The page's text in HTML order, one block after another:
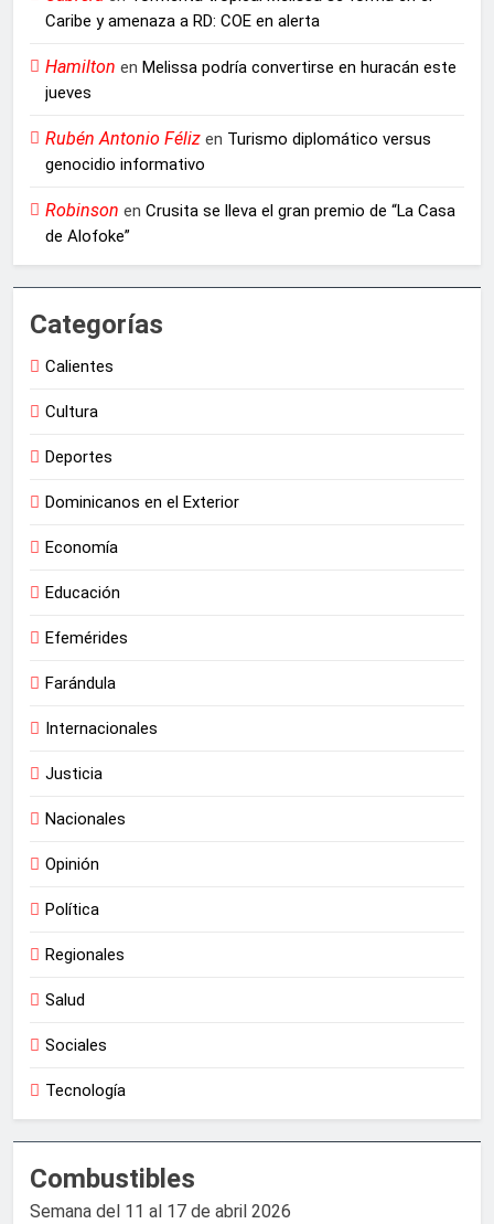
Caribe y amenaza a RD: COE en alerta
Hamilton en Melissa podría convertirse en huracán este
jueves
Rubén Antonio Féliz en Turismo diplomático versus
genocidio informativo
Robinson en Crusita se lleva el gran premio de “La Casa
de Alofoke”
Categorías
Calientes
Cultura
Deportes
Dominicanos en el Exterior
Economía
Educación
Efemérides
Farándula
Internacionales
Justicia
Nacionales
Opinión
Política
Regionales
Salud
Sociales
Tecnología
Combustibles
Semana del 11 al 17 de abril 2026